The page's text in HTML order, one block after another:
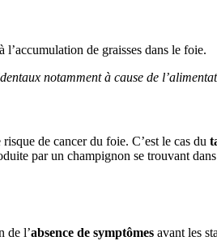
l’accumulation de graisses dans le foie.
notamment à cause de
de cancer du foie. C’est le cas du
par un champignon se trouvant
de l’absence de symptômesavant les